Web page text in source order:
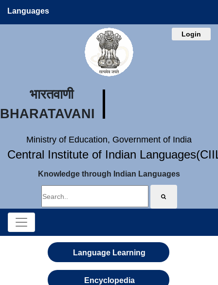
Languages
Login
भारतवाणी
BHARATAVANI
Ministry of Education, Government of India
Central Institute of Indian
Knowledge through Indian Languages
Language Learning
Encyclopedia